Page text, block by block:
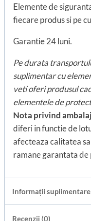
Elemente de
fiecare produs si pe
Garantie 24 luni.
Pe durata
suplimentar cu
veti oferi produsul
elementele de
Nota privind
diferi in functie de
afecteaza calitatea
ramane garantata
Informații suplimentare
Recenzii (0)